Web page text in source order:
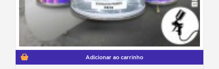
Adicionar ao carrinho